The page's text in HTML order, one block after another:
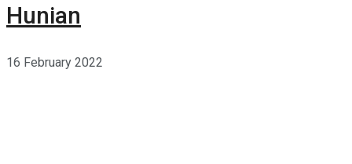
Hunian
16 February 2022